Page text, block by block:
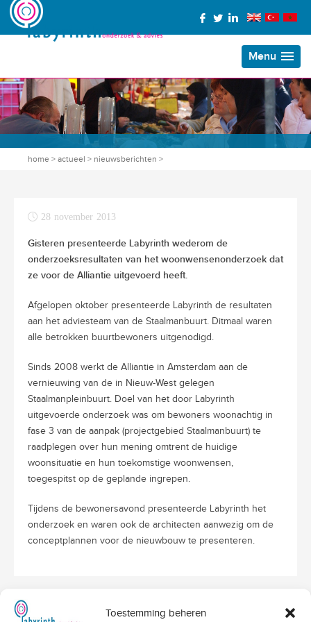
Toestemming beheren
Menu
home > actueel > nieuwsberichten >
28 november 2013
Gisteren presenteerde Labyrinth wederom de
onderzoeksresultaten van het woonwensenonderzoek dat
ze voor de Alliantie uitgevoerd heeft.
Afgelopen oktober presenteerde Labyrinth de resultaten
aan het adviesteam van de Staalmanbuurt. Ditmaal waren
alle betrokken buurtbewoners uitgenodigd.
Sinds 2008 werkt de Alliantie in Amsterdam aan de
vernieuwing van de in Nieuw-West gelegen
Staalmanpleinbuurt. Doel van het door Labyrinth
uitgevoerde onderzoek was om bewoners woonachtig in
fase 3 van de aanpak (projectgebied Staalmanbuurt) te
raadplegen over hun mening omtrent de huidige
woonsituatie en hun toekomstige woonwensen,
toegespitst op de geplande ingrepen.
Tijdens de bewonersavond presenteerde Labyrinth het
onderzoek en waren ook de architecten aanwezig om de
conceptplannen voor de nieuwbouw te presenteren.